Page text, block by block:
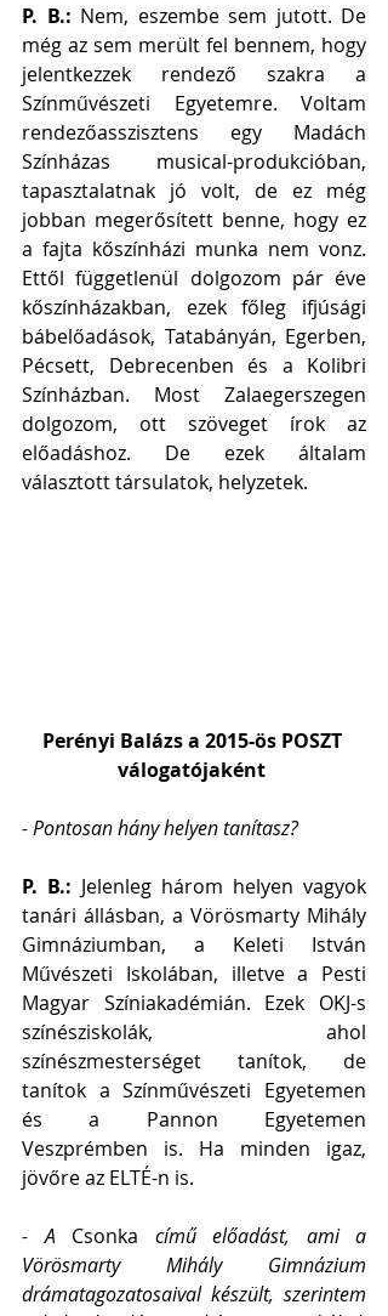
P. B.: Nem, eszembe sem jutott. De
még az sem merült fel bennem, hogy
jelentkezzek rendező szakra a
Színművészeti Egyetemre. Voltam
rendezőasszisztens egy Madách
Színházas musical-produkcióban,
tapasztalatnak jó volt, de ez még
jobban megerősített benne, hogy ez
a fajta kőszínházi munka nem vonz.
Ettől függetlenül dolgozom pár éve
kőszínházakban, ezek főleg ifjúsági
bábelőadások, Tatabányán, Egerben,
Pécsett, Debrecenben és a Kolibri
Színházban. Most Zalaegerszegen
dolgozom, ott szöveget írok az
előadáshoz. De ezek általam
választott társulatok, helyzetek.
Perényi Balázs a 2015-ös POSZT
válogatójaként
- Pontosan hány helyen tanítasz?
P. B.: Jelenleg három helyen vagyok
tanári állásban, a Vörösmarty Mihály
Gimnáziumban, a Keleti István
Művészeti Iskolában, illetve a Pesti
Magyar Színiakadémián. Ezek OKJ-s
színésziskolák, ahol
színészmesterséget tanítok, de
tanítok a Színművészeti Egyetemen
és a Pannon Egyetemen
Veszprémben is. Ha minden igaz,
jövőre az ELTÉ-n is.
- A Csonka című előadást, ami a
Vörösmarty Mihály Gimnázium
drámatagozatosaival készült, szerintem